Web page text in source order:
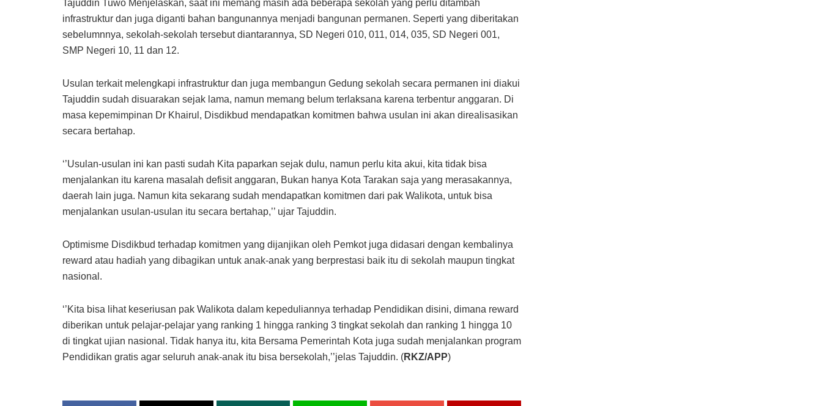
Tajuddin Tuwo Menjelaskan, saat ini memang masih ada beberapa sekolah yang perlu ditambah
infrastruktur dan juga diganti bahan bangunannya menjadi bangunan permanen. Seperti yang diberitakan
sebelumnnya, sekolah-sekolah tersebut diantarannya, SD Negeri 010, 011, 014, 035, SD Negeri 001,
SMP Negeri 10, 11 dan 12.
Usulan terkait melengkapi infrastruktur dan juga membangun Gedung sekolah secara permanen ini diakui
Tajuddin sudah disuarakan sejak lama, namun memang belum terlaksana karena terbentur anggaran. Di
masa kepemimpinan Dr Khairul, Disdikbud mendapatkan komitmen bahwa usulan ini akan direalisasikan
secara bertahap.
‘’Usulan-usulan ini kan pasti sudah Kita paparkan sejak dulu, namun perlu kita akui, kita tidak bisa
menjalankan itu karena masalah defisit anggaran, Bukan hanya Kota Tarakan saja yang merasakannya,
daerah lain juga. Namun kita sekarang sudah mendapatkan komitmen dari pak Walikota, untuk bisa
menjalankan usulan-usulan itu secara bertahap,’’ ujar Tajuddin.
Optimisme Disdikbud terhadap komitmen yang dijanjikan oleh Pemkot juga didasari dengan kembalinya
reward atau hadiah yang dibagikan untuk anak-anak yang berprestasi baik itu di sekolah maupun tingkat
nasional.
‘’Kita bisa lihat keseriusan pak Walikota dalam kepeduliannya terhadap Pendidikan disini, dimana reward
diberikan untuk pelajar-pelajar yang ranking 1 hingga ranking 3 tingkat sekolah dan ranking 1 hingga 10
di tingkat ujian nasional. Tidak hanya itu, kita Bersama Pemerintah Kota juga sudah menjalankan program
Pendidikan gratis agar seluruh anak-anak itu bisa bersekolah,’’jelas Tajuddin. (RKZ/APP)